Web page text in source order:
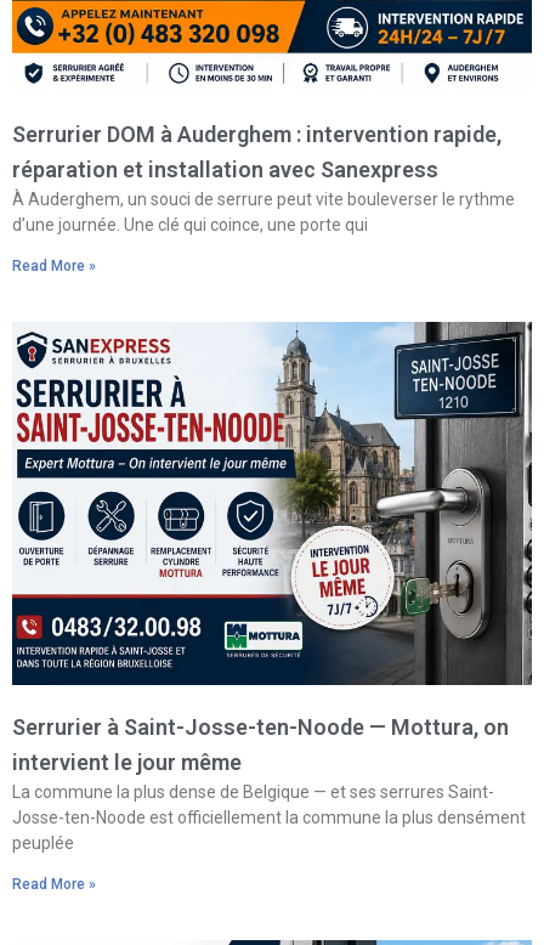
Serrurier DOM à Auderghem : intervention rapide,
réparation et installation avec Sanexpress
À Auderghem, un souci de serrure peut vite bouleverser le rythme
d’une journée. Une clé qui coince, une porte qui
Read More »
Serrurier à Saint-Josse-ten-Noode — Mottura, on
intervient le jour même
La commune la plus dense de Belgique — et ses serrures Saint-
Josse-ten-Noode est officiellement la commune la plus densément
peuplée
Read More »